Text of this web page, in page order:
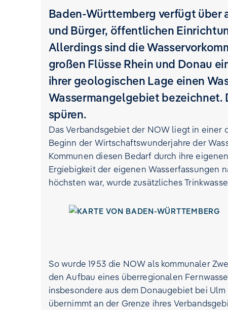
Baden-Württemberg verfügt über
und Bürger, öffentlichen
Allerdings sind die
großen Flüsse Rhein und Donau
ihrer geologischen Lage einen
Wassermangelgebiet bezeichnet.
spüren.
Das Verbandsgebiet der NOW liegt in einer
Beginn der Wirtschaftswunderjahre der
Kommunen diesen Bedarf durch ihre
Ergiebigkeit der eigenen Wasserfassungen
höchsten war, wurde zusätzliches
So wurde 1953 die NOW als kommunaler
den Aufbau eines überregionalen
insbesondere aus dem Donaugebiet bei
übernimmt an der Grenze ihres